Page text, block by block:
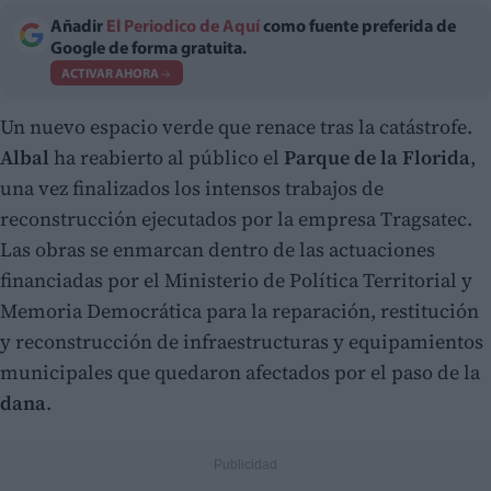
Añadir El Periodico de Aquí como fuente preferida de
Google de forma gratuita.
ACTIVAR AHORA
Un nuevo espacio verde que renace tras la catástrofe.
Albal ha reabierto al público el Parque de la Florida,
una vez finalizados los intensos trabajos de
reconstrucción ejecutados por la empresa Tragsatec.
Las obras se enmarcan dentro de las actuaciones
financiadas por el Ministerio de Política Territorial y
Memoria Democrática para la reparación, restitución
y reconstrucción de infraestructuras y equipamientos
municipales que quedaron afectados por el paso de la
dana.